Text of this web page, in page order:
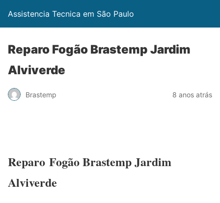
Assistencia Tecnica em São Paulo
Reparo Fogão Brastemp Jardim
Alviverde
Brastemp 8 anos atrás
Reparo Fogão Brastemp Jardim
Alviverde